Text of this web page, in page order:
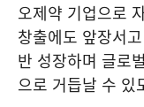
오제약 기업으로
창출에도 앞장서
반 성장하며 글로
으로 거듭날 수 있